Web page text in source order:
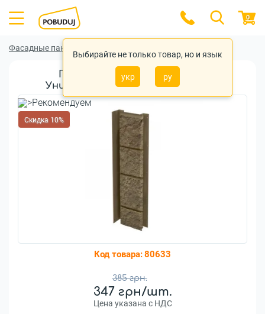
Выбирайте не только товар, но и язык
укр ру
0
Фасадные панели
Планка VOX Solid SandStone
Универсальная Light Brown 0,42 м
Скидка 10%
Код товара:80633
385 грн.
347 грн/шт.
Цена указана с НДС